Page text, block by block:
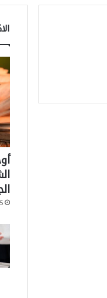
5 سبتمبر، 2025